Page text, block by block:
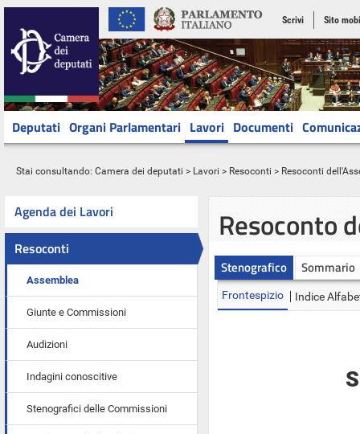
Scrivi Sito
Deputati Organi Parlamentari Lavori Documenti
Stai consultando: Camera dei deputati > Lavori > Resoconti > Resoconti
Agenda dei Lavori
Resoconti
Assemblea
Giunte e Commissioni
Audizioni
Indagini conoscitive
Stenografici delle Commissioni
Resoconto
Stenografico Sommario
Frontespizio Indice